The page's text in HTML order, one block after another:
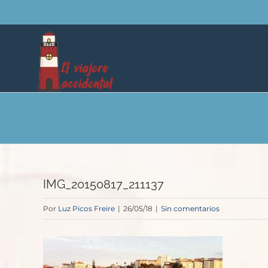
al
contenido
IMG_20150817_211137
Por Luz Picos Freire | 26/05/18 | Sin comentarios